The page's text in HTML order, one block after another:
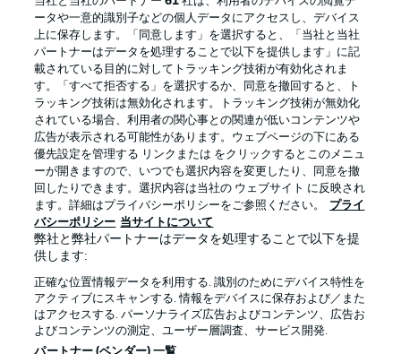
プライバシー・ポリシー 優先設定を管理する
利用条件 放送局
求人 選手
当サイトについて
ータや一意的識別子などの個人データにアクセスし、デバイス
上に保存します。「同意します」を選択すると、「当社と当社
パートナーはデータを処理することで以下を提供します」に記
載されている目的に対してトラッキング技術が有効化されま
す。「すべて拒否する」を選択するか、同意を撤回すると、ト
ラッキング技術は無効化されます。トラッキング技術が無効化
されている場合、利用者の関心事との関連が低いコンテンツや
広告が表示される可能性があります。ウェブページの下にある
優先設定を管理する リンクまたは をクリックするとこのメニュ
ーが開きますので、いつでも選択内容を変更したり、同意を撤
回したりできます。選択内容は当社の ウェブサイト に反映され
ます。詳細はプライバシーポリシーをご参照ください。
プライ
バシーポリシー 当サイトについて
弊社と弊社パートナーはデータを処理することで以下を提
供します:
正確な位置情報データを利用する. 識別のためにデバイス特性を
アクティブにスキャンする. 情報をデバイスに保存および／また
はアクセスする. パーソナライズ広告およびコンテンツ、広告お
よびコンテンツの測定、ユーザー層調査、サービス開発.